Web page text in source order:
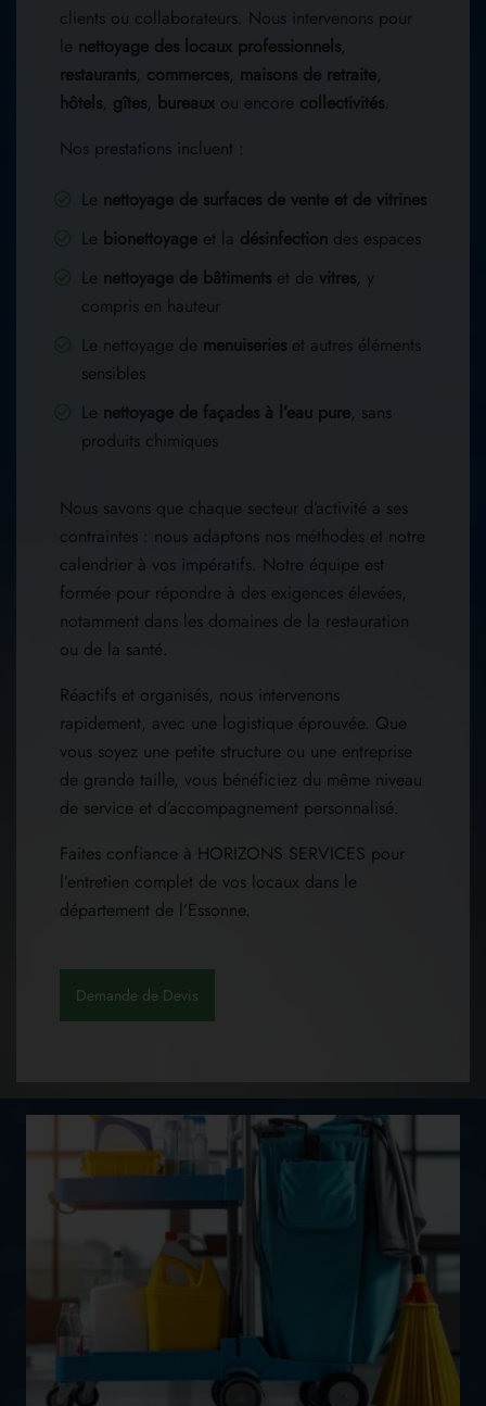
clients ou collaborateurs. Nous intervenons pour
le nettoyage des locaux professionnels,
restaurants, commerces, maisons de retraite,
hôtels, gîtes, bureaux ou encore collectivités.
Nos prestations incluent :
Le nettoyage de surfaces de vente et de vitrines
Le bionettoyage et la désinfection des espaces
Le nettoyage de bâtiments et de vitres, y
compris en hauteur
Le nettoyage de menuiseries et autres éléments
sensibles
Le nettoyage de façades à l’eau pure, sans
produits chimiques
Nous savons que chaque secteur d’activité a ses
contraintes : nous adaptons nos méthodes et notre
calendrier à vos impératifs. Notre équipe est
formée pour répondre à des exigences élevées,
notamment dans les domaines de la restauration
ou de la santé.
Réactifs et organisés, nous intervenons
rapidement, avec une logistique éprouvée. Que
vous soyez une petite structure ou une entreprise
de grande taille, vous bénéficiez du même niveau
de service et d’accompagnement personnalisé.
Faites confiance à HORIZONS SERVICES pour
l’entretien complet de vos locaux dans le
département de l’Essonne.
Demande de Devis